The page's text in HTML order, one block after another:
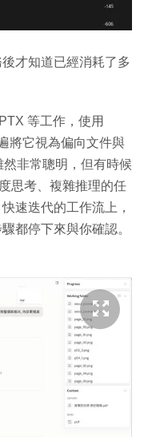
才知道已經消耗了多
等工作，使用
將它視為偏向文件與
非常聰明，但有時候
思考、複雜推理的任
速迭代的工作流上，
都停下來與你確認。